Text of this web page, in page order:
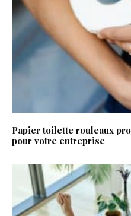
Papier toilette rouleaux
pour votre entreprise